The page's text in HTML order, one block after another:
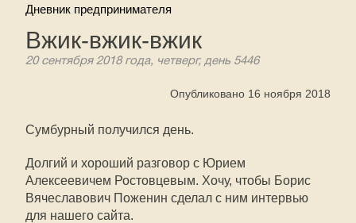
Дневник предпринимателя
Вжик-вжик-вжик
20 сентября 2018 года, четверг, день 5446
Опубликовано 16 ноября 2018
Сумбурный получился день.
Долгий и хороший разговор с Юрием
Алексеевичем Ростовцевым. Хочу, чтобы Борис
Вячеславович Поженин сделал с ним интервью
для нашего сайта.